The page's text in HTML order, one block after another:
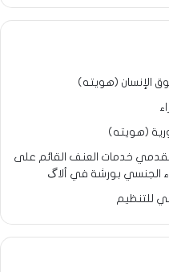
الإنسان (هويته)
(هويته)
خارطة مقدمي خدمات العنف القائم على
الجنسي بورشة في ألاگ
للتنظيم